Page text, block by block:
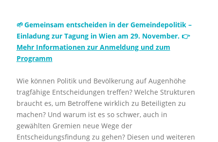
🌱 Gemeinsam entscheiden in der Gemeindepolitik –
Einladung zur Tagung in Wien am 29. November. 👉
Mehr Informationen zur Anmeldung und zum
Programm
Wie können Politik und Bevölkerung auf Augenhöhe
tragfähige Entscheidungen treffen? Welche Strukturen
braucht es, um Betroffene wirklich zu Beteiligten zu
machen? Und warum ist es so schwer, auch in
gewählten Gremien neue Wege der
Entscheidungsfindung zu gehen? Diesen und weiteren